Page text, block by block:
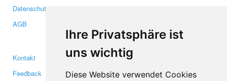
Ihre Privatsphäre ist
uns wichtig
Diese Website verwendet Cookies
Datenschutzerklärung
AGB
Medien
Kontakt
Feedback
Facebook
Twitter